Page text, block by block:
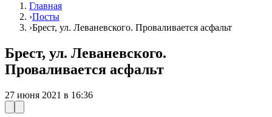
Главная
›Посты
›Брест, ул. Леваневского. Проваливается асфальт
Брест, ул. Леваневского.
Проваливается асфальт
27 июня 2021 в 16:36